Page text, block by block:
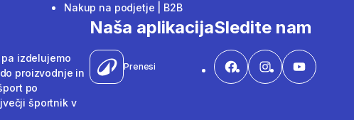
Nakup na podjetje | B2B
izdelujemo
proizvodnje in
po
športnik v
Naša aplikacija
Prenesi
Sledite nam